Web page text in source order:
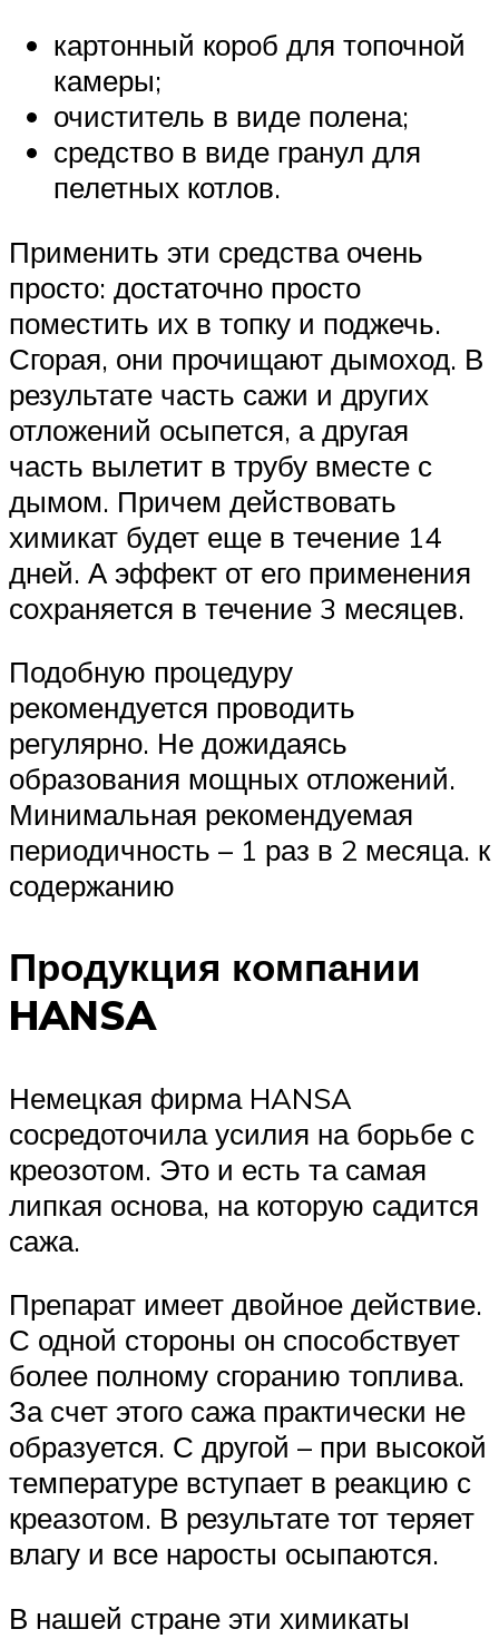
картонный короб для топочной
камеры;
очиститель в виде полена;
средство в виде гранул для
пелетных котлов.
Применить эти средства очень
просто: достаточно просто
поместить их в топку и поджечь.
Сгорая, они прочищают дымоход. В
результате часть сажи и других
отложений осыпется, а другая
часть вылетит в трубу вместе с
дымом. Причем действовать
химикат будет еще в течение 14
дней. А эффект от его применения
сохраняется в течение 3 месяцев.
Подобную процедуру
рекомендуется проводить
регулярно. Не дожидаясь
образования мощных отложений.
Минимальная рекомендуемая
периодичность – 1 раз в 2 месяца. к
содержанию
Продукция компании
HANSA
Немецкая фирма HANSA
сосредоточила усилия на борьбе с
креозотом. Это и есть та самая
липкая основа, на которую садится
сажа.
Препарат имеет двойное действие.
С одной стороны он способствует
более полному сгоранию топлива.
За счет этого сажа практически не
образуется. С другой – при высокой
температуре вступает в реакцию с
креазотом. В результате тот теряет
влагу и все наросты осыпаются.
В нашей стране эти химикаты